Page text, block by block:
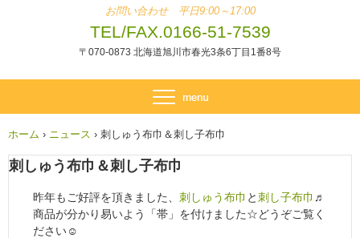
お問い合わせ 平日9:00～17:00
TEL/FAX.0166-51-7539
〒070-0873 北海道旭川市春光3条6丁目1番8号
ホーム › ニュース › 刺しゅう布巾＆刺し子布巾
刺しゅう布巾＆刺し子布巾
昨年もご好評を頂きました、 刺しゅう布巾 と刺し子布巾 ♬
商品が分かり易いよう「帯」を付けました☆どうぞご覧く
ださい☺